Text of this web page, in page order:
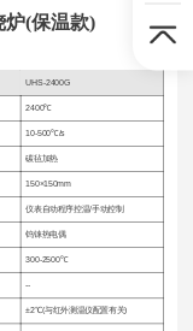
炉(保温款)
UHS-2400G
2400℃
10-500℃/s
碳毡加热
150×150mm
仪表自动程序控温/手动控制
钨铼热电偶
300-2500℃
--
±2℃(与红外测温仪配置有关)